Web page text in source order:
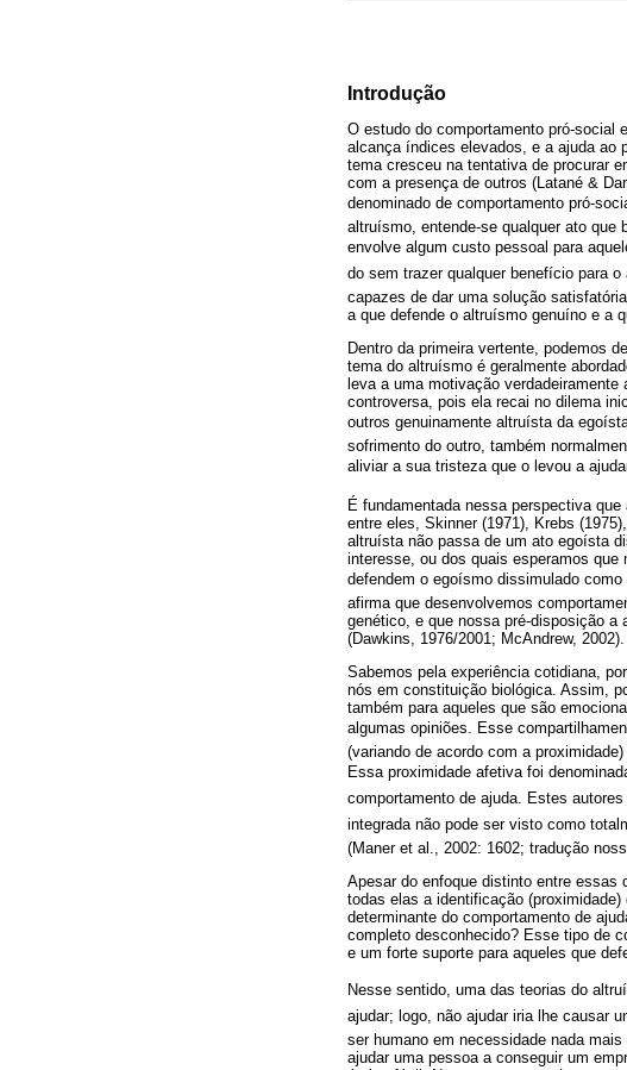
Introdução
O estudo do comportamento pró-social
alcança índices elevados, e a ajuda ao
tema cresceu na tentativa de procurar
com a presença de outros (Latané &
denominado de comportamento pró-
altruísmo, entende-se qualquer ato que
envolve algum custo pessoal para
do sem trazer qualquer benefício para
capazes de dar uma solução
a que defende o altruísmo genuíno e a
Dentro da primeira vertente, podemos
tema do altruísmo é geralmente
leva a uma motivação
controversa, pois ela recai no dilema
outros genuinamente altruísta da
sofrimento do outro, também
aliviar a sua tristeza que o levou a
É fundamentada nessa perspectiva
entre eles, Skinner (1971), Krebs
altruísta não passa de um ato egoísta
interesse, ou dos quais esperamos que
defendem o egoísmo dissimulado
afirma que desenvolvemos
genético, e que nossa pré-disposição a
(Dawkins, 1976/2001; McAndrew, 2002).
Sabemos pela experiência cotidiana,
nós em constituição biológica. Assim,
também para aqueles que são
algumas opiniões. Esse
(variando de acordo com a
Essa proximidade afetiva foi
comportamento de ajuda. Estes
integrada não pode ser visto como
(Maner et al., 2002: 1602; tradução
Apesar do enfoque distinto entre essas
todas elas a identificação
determinante do comportamento de
completo desconhecido? Esse tipo de
e um forte suporte para aqueles que
Nesse sentido, uma das teorias do
ajudar; logo, não ajudar iria lhe causar
ser humano em necessidade nada
ajudar uma pessoa a conseguir um